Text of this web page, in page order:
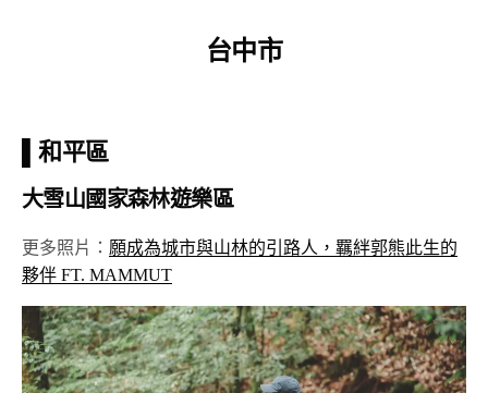
台中市
▌和平區
大雪山國家森林遊樂區
更多照片： 願成為城市與山林的引路人，羈絆郭熊此生的
夥伴 FT. MAMMUT